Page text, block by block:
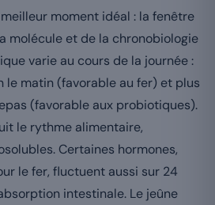
moment idéal : la fenêtre
molécule et de la chronobiologie
varie au cours de la journée :
le matin (favorable au fer) et plus
(favorable aux probiotiques).
le rythme alimentaire,
Certaines hormones,
le fer, fluctuent aussi sur 24
intestinale. Le jeûne